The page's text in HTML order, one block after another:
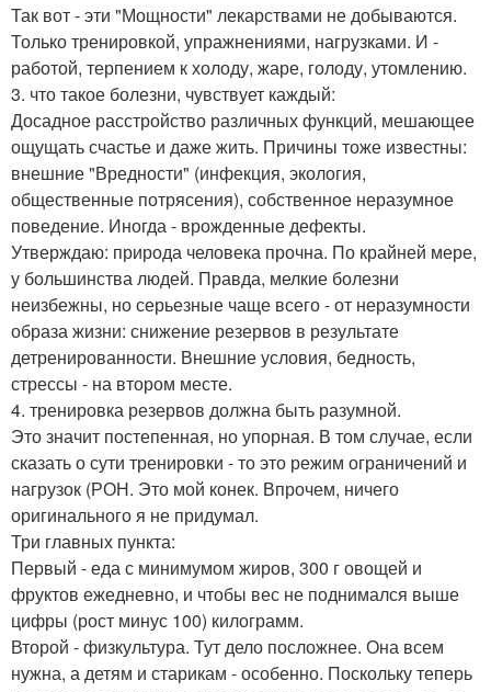
Так вот - эти "Мощности" лекарствами не добываются.
Только тренировкой, упражнениями, нагрузками. И -
работой, терпением к холоду, жаре, голоду, утомлению.
3. что такое болезни, чувствует каждый:
Досадное расстройство различных функций, мешающее
ощущать счастье и даже жить. Причины тоже известны:
внешние "Вредности" (инфекция, экология,
общественные потрясения), собственное неразумное
поведение. Иногда - врожденные дефекты.
Утверждаю: природа человека прочна. По крайней мере,
у большинства людей. Правда, мелкие болезни
неизбежны, но серьезные чаще всего - от неразумности
образа жизни: снижение резервов в результате
детренированности. Внешние условия, бедность,
стрессы - на втором месте.
4. тренировка резервов должна быть разумной.
Это значит постепенная, но упорная. В том случае, если
сказать о сути тренировки - то это режим ограничений и
нагрузок (РОН. Это мой конек. Впрочем, ничего
оригинального я не придумал.
Три главных пункта:
Первый - еда с минимумом жиров, 300 г овощей и
фруктов ежедневно, и чтобы вес не поднимался выше
цифры (рост минус 100) килограмм.
Второй - физкультура. Тут дело посложнее. Она всем
нужна, а детям и старикам - особенно. Поскольку теперь